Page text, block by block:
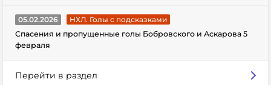
05.02.2026
НХЛ. Голы с подсказками
Спасения и пропущенные голы Бобровского и Аскарова 5
февраля
Перейти в раздел